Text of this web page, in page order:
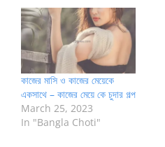
কাজের মাসি ও কাজের মেয়েকে
একসাথে – কাজের মেয়ে কে চুদার গল্প
March 25, 2023
In "Bangla Choti"